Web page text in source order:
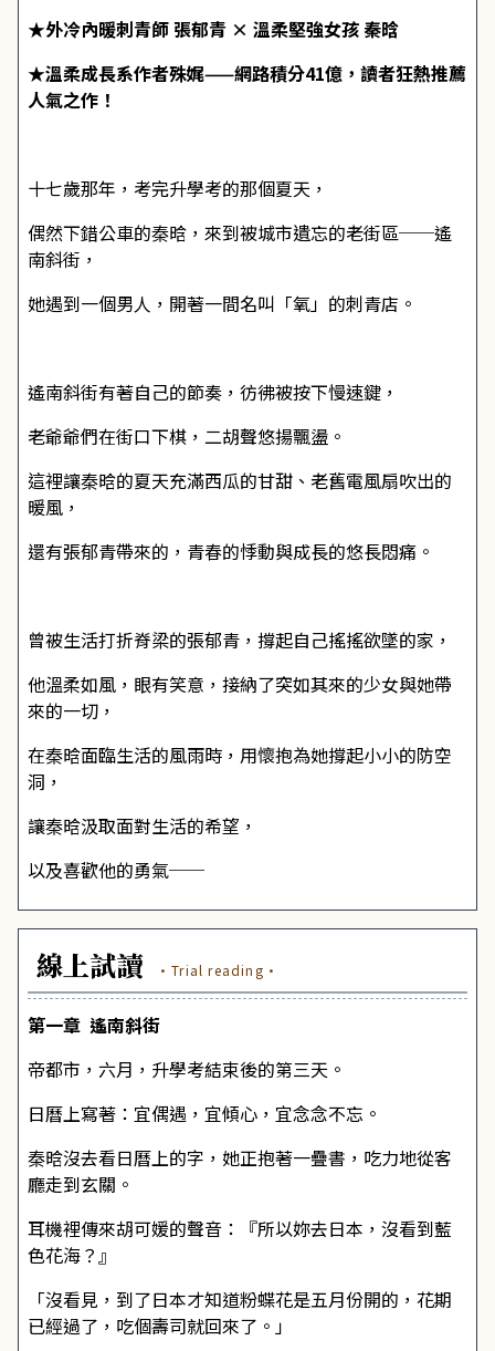
★外冷內暖刺青師 張郁青 × 溫柔堅強女孩 秦晗
★溫柔成長系作者殊娓——網路積分41億，讀者狂熱推薦
人氣之作！
十七歲那年，考完升學考的那個夏天，
偶然下錯公車的秦晗，來到被城市遺忘的老街區──遙
南斜街，
她遇到一個男人，開著一間名叫「氧」的刺青店。
遙南斜街有著自己的節奏，彷彿被按下慢速鍵，
老爺爺們在街口下棋，二胡聲悠揚飄盪。
這裡讓秦晗的夏天充滿西瓜的甘甜、老舊電風扇吹出的
暖風，
還有張郁青帶來的，青春的悸動與成長的悠長悶痛。
曾被生活打折脊梁的張郁青，撐起自己搖搖欲墜的家，
他溫柔如風，眼有笑意，接納了突如其來的少女與她帶
來的一切，
在秦晗面臨生活的風雨時，用懷抱為她撐起小小的防空
洞，
讓秦晗汲取面對生活的希望，
以及喜歡他的勇氣──
線上試讀 ·Trial reading·
第一章 遙南斜街
帝都市，六月，升學考結束後的第三天。
日曆上寫著：宜偶遇，宜傾心，宜念念不忘。
秦晗沒去看日曆上的字，她正抱著一疊書，吃力地從客
廳走到玄關。
耳機裡傳來胡可媛的聲音：『所以妳去日本，沒看到藍
色花海？』
「沒看見，到了日本才知道粉蝶花是五月份開的，花期
已經過了，吃個壽司就回來了。」